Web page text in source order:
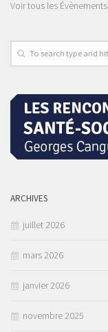
Voir tous les Évènements
ARCHIVES
juillet 2026
mars 2026
janvier 2026
novembre 2025